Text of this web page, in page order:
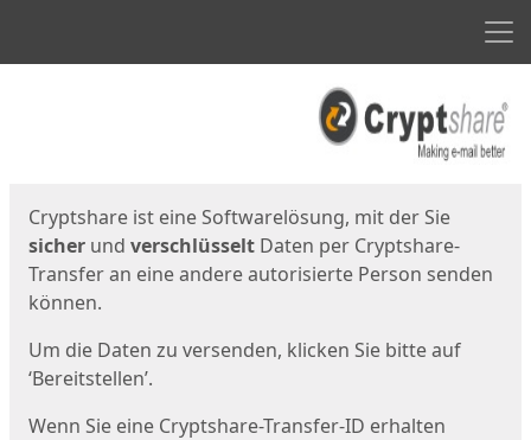
Cryptshare ist eine Softwarelösung, mit der Sie
sicher und verschlüsselt Daten per Cryptshare-
Transfer an eine andere autorisierte Person senden
können.
Um die Daten zu versenden, klicken Sie bitte auf
‘Bereitstellen’.
Wenn Sie eine Cryptshare-Transfer-ID erhalten